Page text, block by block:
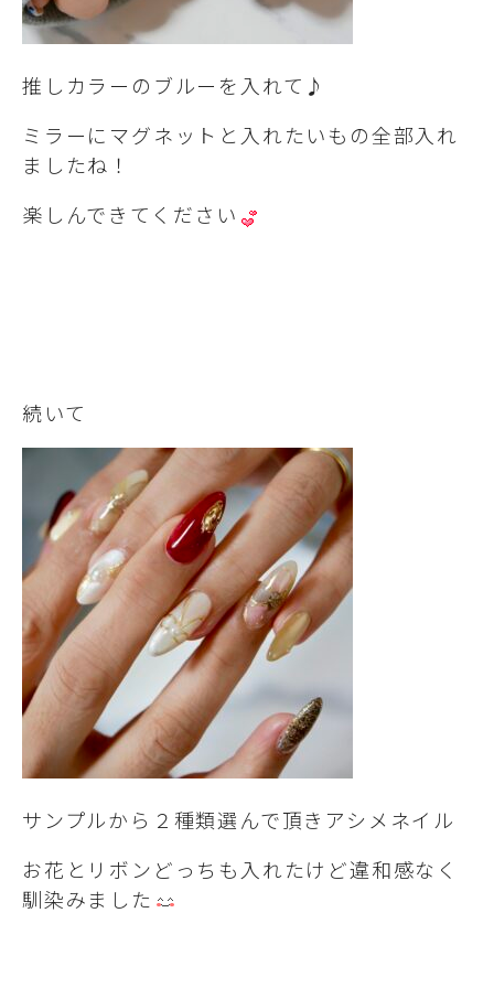
推しカラーのブルーを入れて♪
ミラーにマグネットと入れたいもの全部入れ
ましたね！
楽しんできてください
続いて
サンプルから２種類選んで頂きアシメネイル
お花とリボンどっちも入れたけど違和感なく
馴染みました